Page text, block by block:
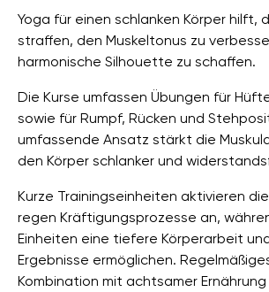
Yoga für einen schlanken Körper hilft,
straffen, den Muskeltonus zu
harmonische Silhouette zu schaffen.
Die Kurse umfassen Übungen für
sowie für Rumpf, Rücken und
umfassende Ansatz stärkt die
den Körper schlanker und
Kurze Trainingseinheiten aktivieren
regen Kräftigungsprozesse an,
Einheiten eine tiefere Körperarbeit
Ergebnisse ermöglichen.
Kombination mit achtsamer